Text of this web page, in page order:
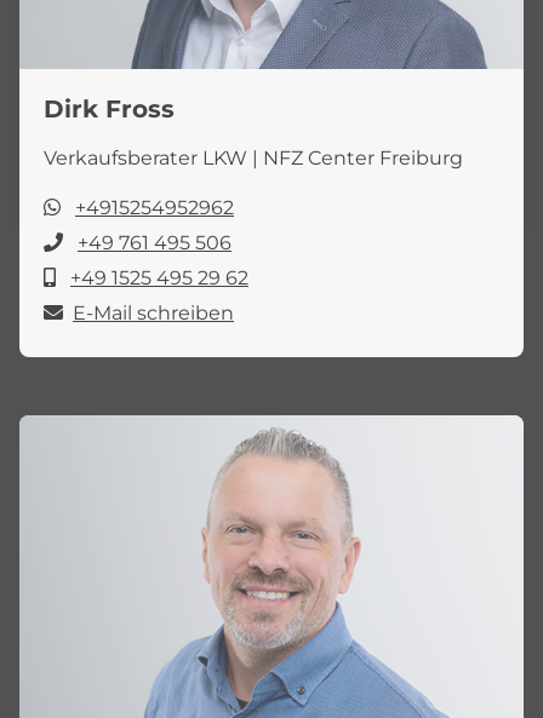
Dirk Fross
Verkaufsberater LKW | NFZ Center Freiburg
+4915254952962
+49 761 495 506
+49 1525 495 29 62
E-Mail schreiben